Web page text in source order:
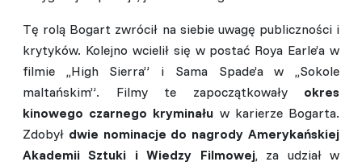
Tę rolą Bogart zwrócił na siebie uwagę publiczności i
krytyków. Kolejno wcielił się w postać Roya Earle’a w
filmie ,,High Sierra” i Sama Spade’a w ,,Sokole
maltańskim”. Filmy te zapoczątkowały okres
kinowego czarnego kryminału w karierze Bogarta.
Zdobył dwie nominacje do nagrody Amerykańskiej
Akademii Sztuki i Wiedzy Filmowej, za udział w